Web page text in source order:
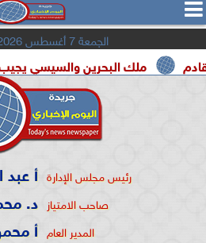
 
الجمعة 7 أغسطس 2026
ملك البحرين والسيسي يجيب وماذا
رئيس مجلس الإدارة أ عبد
صاحب الامتياز د.
المدير العام أ